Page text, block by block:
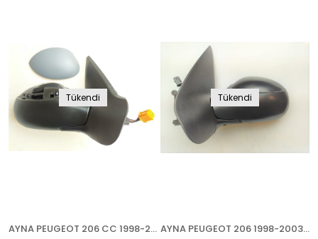
Tükendi
AYNA PEUGEOT 206 CC 1998-2003 ELEKTRİKLİ ISITMALI ASTARLI ASFERİK SOL ( 5X2 10 LU SOKET)
Tükendi
AYNA PEUGEOT 206 1998-2003 MEKANİK ISITMALI ASFERİK SOL